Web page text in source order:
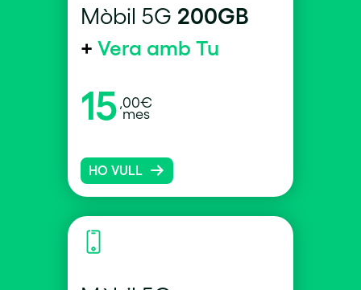
Mòbil 5G 200GB
+ Vera amb Tu
15 ,00€
mes
HO VULL